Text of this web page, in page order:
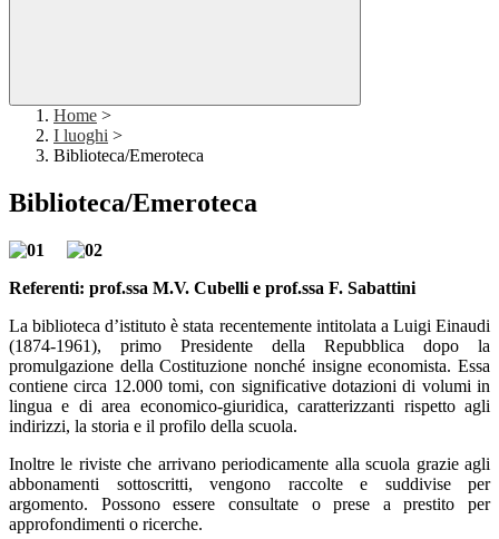
Home >
I luoghi >
Biblioteca/Emeroteca
Biblioteca/Emeroteca
Referenti: prof.ssa M.V. Cubelli e prof.ssa F. Sabattini
La biblioteca d’istituto è stata recentemente intitolata a Luigi Einaudi
(1874-1961), primo Presidente della Repubblica dopo la
promulgazione della Costituzione nonché insigne economista. Essa
contiene circa 12.000 tomi, con significative dotazioni di volumi in
lingua e di area economico-giuridica, caratterizzanti rispetto agli
indirizzi, la storia e il profilo della scuola.
Inoltre le riviste che arrivano periodicamente alla scuola grazie agli
abbonamenti sottoscritti, vengono raccolte e suddivise per
argomento. Possono essere consultate o prese a prestito per
approfondimenti o ricerche.